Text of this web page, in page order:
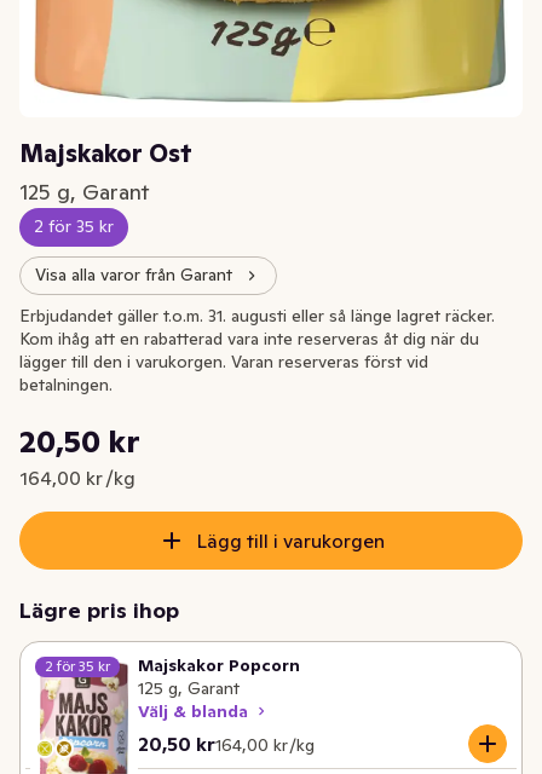
Majskakor Ost
125 g, Garant
2 för 35 kr
Visa alla varor från Garant
Nuvarande pris är: 20,50 kr
20,50 kr
164,00 kr /kg
Styckpris: 164,00 kr /kg
Erbjudandet gäller t.o.m. 31. augusti eller så länge lagret räcker.
Kom ihåg att en rabatterad vara inte reserveras åt dig när du
lägger till den i varukorgen. Varan reserveras först vid
betalningen.
Lägg till i varukorgen
Lägre pris ihop
2 för 35 kr
Majskakor Popcorn
125 g, Garant
Välj & blanda
20,50 kr
Nuvarande pris är: 20,50 kr
164,00 kr /kg
Styckpris: 164,00 kr /kg